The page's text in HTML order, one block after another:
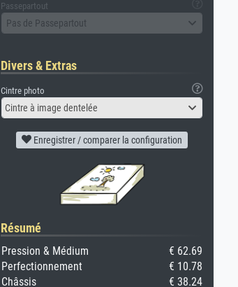
Passepartout
Pas de Passepartout
Divers & Extras
Cintre photo
Cintre à image dentelée
Enregistrer / comparer la configuration
Résumé
Pression & Médium
€ 62.69
Perfectionnement
€ 10.78
Châssis
€ 38.24